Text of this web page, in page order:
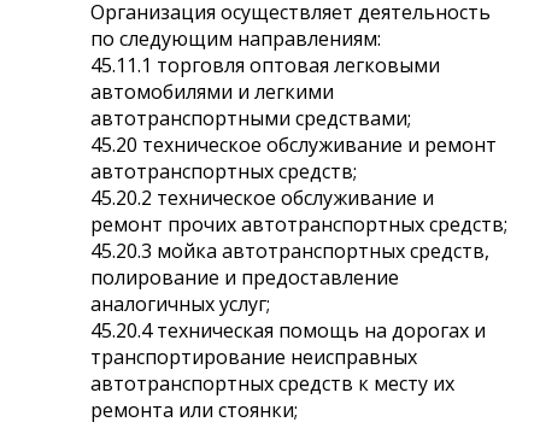
Организация осуществляет деятельность
по следующим направлениям:
45.11.1 торговля оптовая легковыми
автомобилями и легкими
автотранспортными средствами;
45.20 техническое обслуживание и ремонт
автотранспортных средств;
45.20.2 техническое обслуживание и
ремонт прочих автотранспортных средств;
45.20.3 мойка автотранспортных средств,
полирование и предоставление
аналогичных услуг;
45.20.4 техническая помощь на дорогах и
транспортирование неисправных
автотранспортных средств к месту их
ремонта или стоянки;